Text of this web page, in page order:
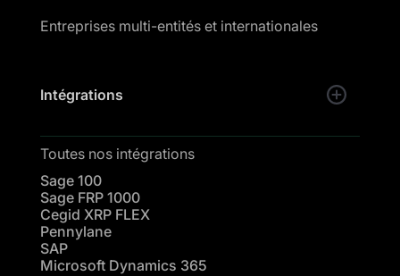
Entreprises multi-entités et internationales
Intégrations
Toutes nos intégrations
Sage 100
Sage FRP 1000
Cegid XRP FLEX
Pennylane
SAP
Microsoft Dynamics 365